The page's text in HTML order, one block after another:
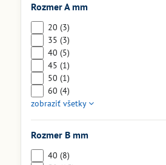
Rozmer A mm
20 (3)
35 (3)
40 (5)
45 (1)
50 (1)
60 (4)
zobraziť všetky
Rozmer B mm
40 (8)